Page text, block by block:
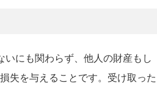
にも関わらず、他人の財産もし
失を与えることです。受け取った